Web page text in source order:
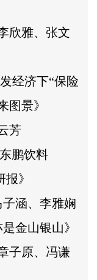
欣雅、张文
经济下“保险
图景》
芳
鹏饮料
报》
涵、李雅娴
金山银山》
子原、冯谦